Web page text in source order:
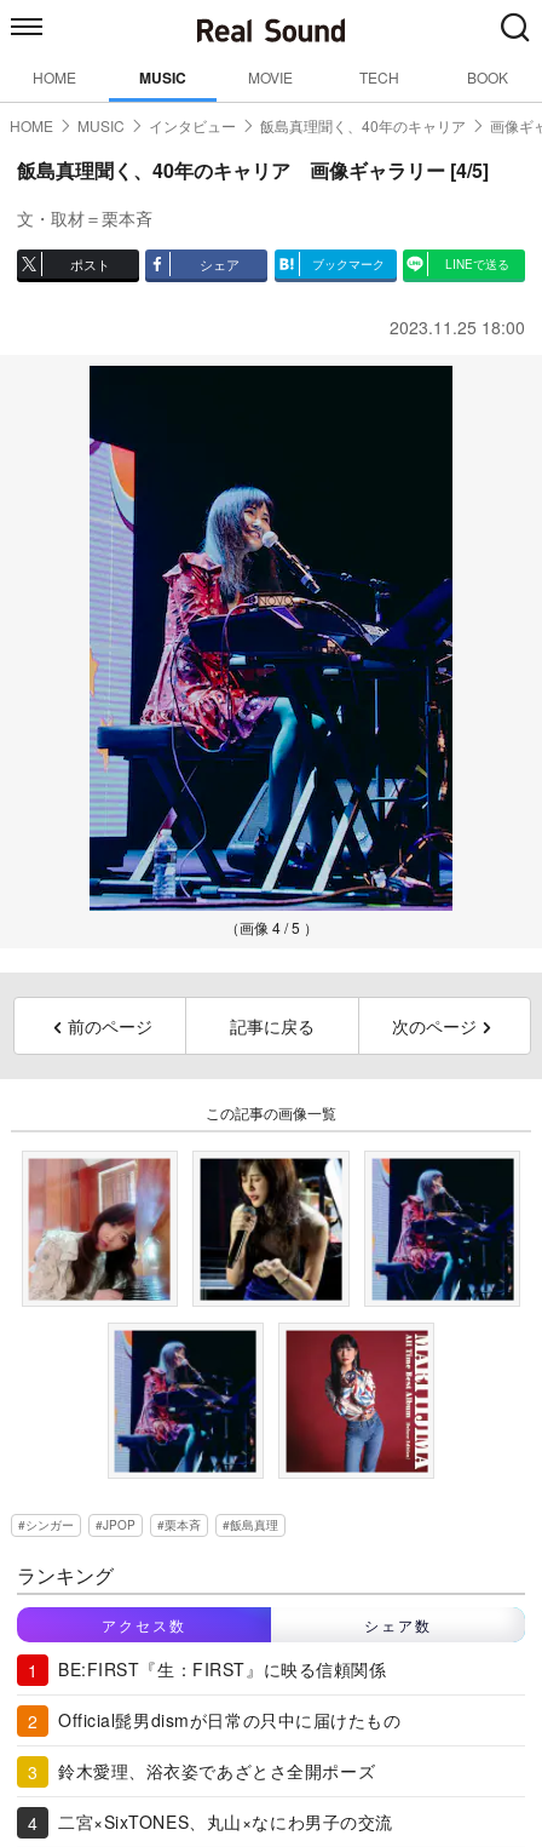
HOME MUSIC MOVIE TECH BOOK
HOME MUSIC インタビュー 飯島真理聞く、40年のキャリア 画像ギ
飯島真理聞く、40年のキャリア 画像ギャラリー [4/5]
文・取材＝栗本斉
ポスト シェア ブックマーク LINEで送る
2023.11.25 18:00
（画像 4 / 5 ）
前のページ 記事に戻る 次のページ
この記事の画像一覧
シンガー JPOP 栗本斉 飯島真理
ランキング
アクセス数 シェア数
BE:FIRST『生：FIRST』に映る信頼関係
Official髭男dismが日常の只中に届けたもの
鈴木愛理、浴衣姿であざとさ全開ポーズ
二宮×SixTONES、丸山×なにわ男子の交流